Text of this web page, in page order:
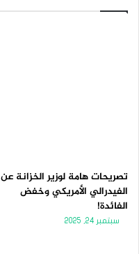
تصريحات هامة لوزير الخزانة عن
الفيدرالي الأمريكي وخفض
الفائدة!
سبتمبر 24, 2025